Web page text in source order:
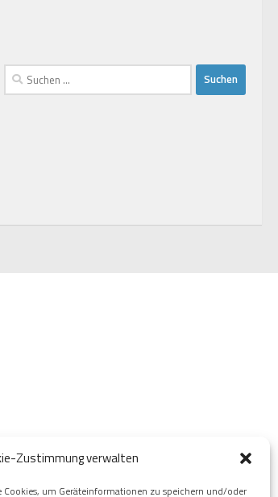
Zustimmung verwalten
Cookies, um Geräteinformationen zu speichern und/oder
Suchen
nach: